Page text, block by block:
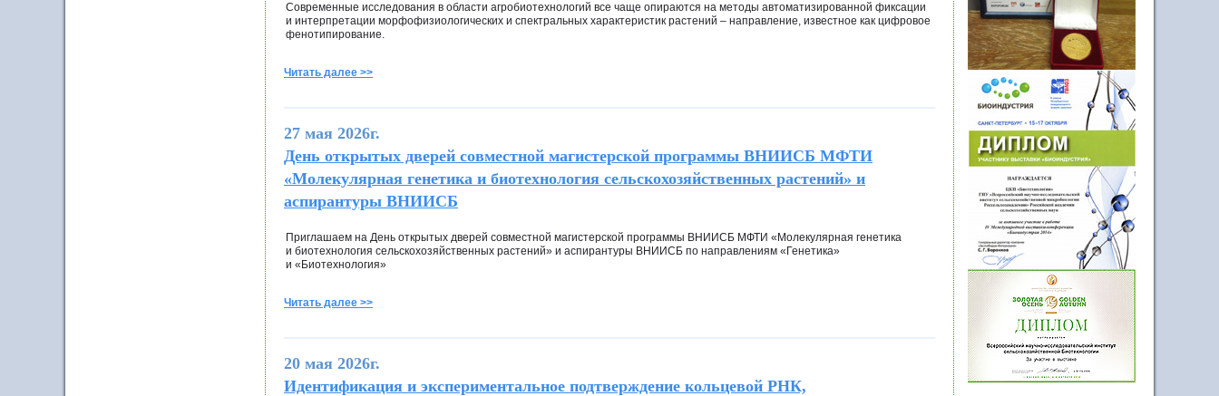
Современные исследования в области агробиотехнологий все чаще опираются на методы автоматизированной фиксации
и интерпретации морфофизиологических и спектральных характеристик растений – направление, известное как цифровое
фенотипирование.
Читать далее >>
27 мая 2026г.
День открытых дверей совместной магистерской программы ВНИИСБ МФТИ
«Молекулярная генетика и биотехнология сельскохозяйственных растений» и
аспирантуры ВНИИСБ
Приглашаем на День открытых дверей совместной магистерской программы ВНИИСБ МФТИ «Молекулярная генетика
и биотехнология сельскохозяйственных растений» и аспирантуры ВНИИСБ по направлениям «Генетика»
и «Биотехнология»
Читать далее >>
20 мая 2026г.
Идентификация и экспериментальное подтверждение кольцевой РНК,